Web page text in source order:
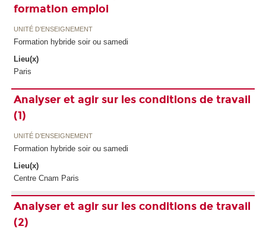
formation emploi
UNITÉ D’ENSEIGNEMENT
Formation hybride soir ou samedi
Lieu(x)
Paris
Analyser et agir sur les conditions de travail
(1)
UNITÉ D’ENSEIGNEMENT
Formation hybride soir ou samedi
Lieu(x)
Centre Cnam Paris
Analyser et agir sur les conditions de travail
(2)